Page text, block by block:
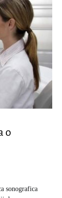
o
sonografica